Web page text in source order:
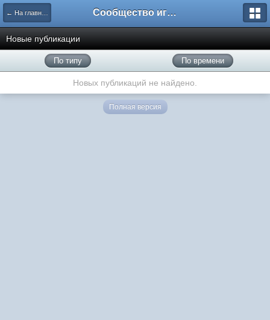
← На главную Сообщество игроков L2BesT.Org
Новые публикации
По типу По времени
Новых публикаций не найдено.
Полная версия